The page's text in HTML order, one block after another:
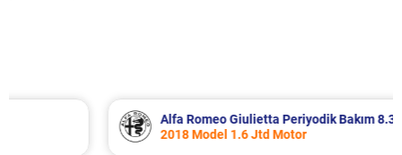
Alfa Romeo Giulietta Periyodik Bakım 8.340 TL
2018 Model 1.6 Jtd Motor